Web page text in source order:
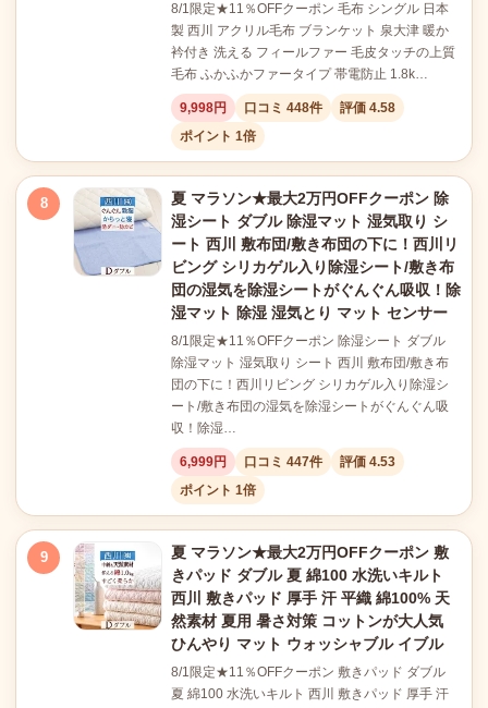
8/1限定★11％OFFクーポン 毛布 シングル 日本
製 西川 アクリル毛布 ブランケット 泉大津 暖か
衿付き 洗える フィールファー 毛皮タッチの上質
毛布 ふかふかファータイプ 帯電防止 1.8k…
9,998円 口コミ 448件
評価 4.58
ポイント 1倍
8
夏 マラソン★最大2万円OFFクーポン 除
湿シート ダブル 除湿マット 湿気取り シ
ート 西川 敷布団/敷き布団の下に！西川リ
ビング シリカゲル入り除湿シート/敷き布
団の湿気を除湿シートがぐんぐん吸収！除
湿マット 除湿 湿気とり マット センサー
8/1限定★11％OFFクーポン 除湿シート ダブル
除湿マット 湿気取り シート 西川 敷布団/敷き布
団の下に！西川リビング シリカゲル入り除湿シ
ート/敷き布団の湿気を除湿シートがぐんぐん吸
収！除湿…
6,999円 口コミ 447件
評価 4.53
ポイント 1倍
9
夏 マラソン★最大2万円OFFクーポン 敷
きパッド ダブル 夏 綿100 水洗いキルト
西川 敷きパッド 厚手 汗 平織 綿100% 天
然素材 夏用 暑さ対策 コットンが大人気
ひんやり マット ウォッシャブル イブル
8/1限定★11％OFFクーポン 敷きパッド ダブル
夏 綿100 水洗いキルト 西川 敷きパッド 厚手 汗